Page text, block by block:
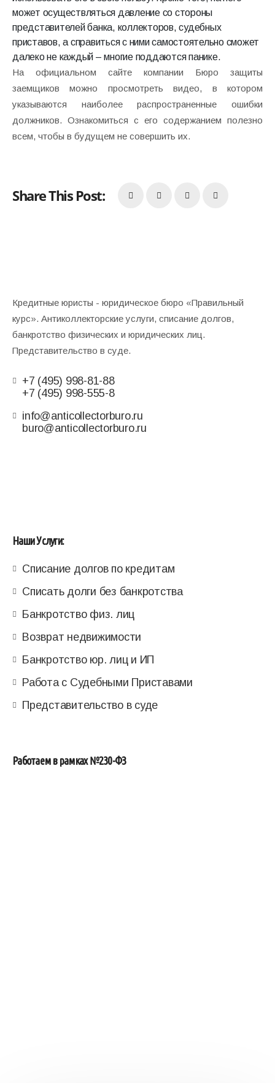
может осуществляться давление со стороны
представителей банка, коллекторов, судебных
приставов, а справиться с ними самостоятельно сможет
далеко не каждый – многие поддаются панике.
На официальном сайте компании Бюро защиты
заемщиков можно просмотреть видео, в котором
указываются наиболее распространенные ошибки
должников. Ознакомиться с его содержанием полезно
всем, чтобы в будущем не совершить их.
Share This Post:
Кредитные юристы - юридическое бюро «Правильный
курс». Антиколлекторские услуги, списание долгов,
банкротство физических и юридических лиц.
Представительство в суде.
+7 (495) 998-81-88
+7 (495) 998-555-8
info@anticollectorburo.ru
buro@anticollectorburo.ru
Наши Услуги:
Списание долгов по кредитам
Списать долги без банкротства
Банкротство физ. лиц
Возврат недвижимости
Банкротство юр. лиц и ИП
Работа с Судебными Приставами
Представительство в суде
Работаем в рамках №230-ФЗ